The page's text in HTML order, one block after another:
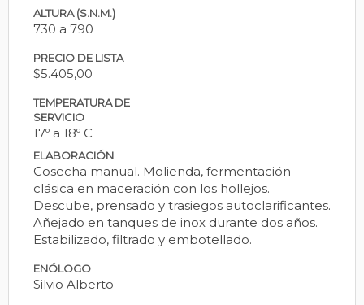
ALTURA (S.N.M.)
730 a 790
PRECIO DE LISTA
$5.405,00
TEMPERATURA DE
SERVICIO
17º a 18º C
ELABORACIÓN
Cosecha manual. Molienda, fermentación
clásica en maceración con los hollejos.
Descube, prensado y trasiegos autoclarificantes.
Añejado en tanques de inox durante dos años.
Estabilizado, filtrado y embotellado.
ENÓLOGO
Silvio Alberto